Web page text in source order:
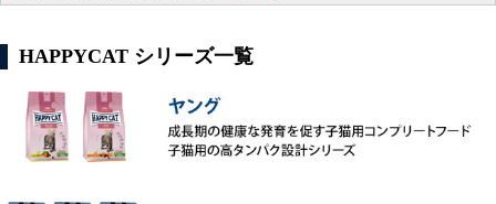
HAPPYCAT シリーズ一覧